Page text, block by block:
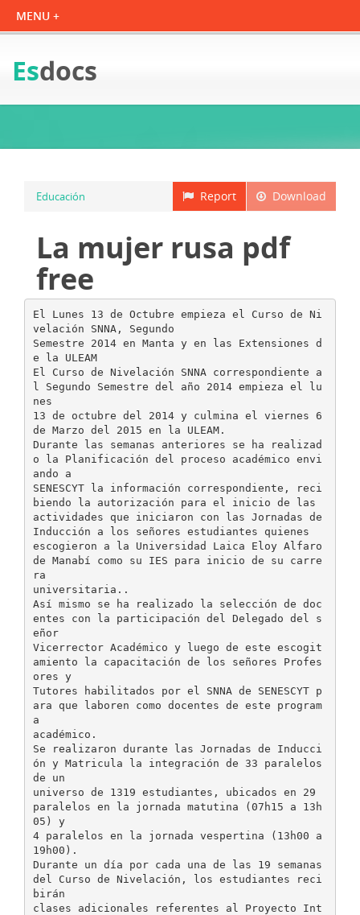
Esdocs
Download
Report
Educación
La mujer rusa pdf
free
El Lunes 13 de Octubre empieza el Curso de Ni
velación SNNA, Segundo
Semestre 2014 en Manta y en las Extensiones d
e la ULEAM
El Curso de Nivelación SNNA correspondiente a
l Segundo Semestre del año 2014 empieza el lu
nes
13 de octubre del 2014 y culmina el viernes 6
de Marzo del 2015 en la ULEAM.
Durante las semanas anteriores se ha realizad
o la Planificación del proceso académico envi
ando a
SENESCYT la información correspondiente, reci
biendo la autorización para el inicio de las
actividades que iniciaron con las Jornadas de
Inducción a los señores estudiantes quienes
escogieron a la Universidad Laica Eloy Alfaro
de Manabí como su IES para inicio de su carre
ra
universitaria..
Así mismo se ha realizado la selección de doc
entes con la participación del Delegado del s
eñor
Vicerrector Académico y luego de este escogit
amiento la capacitación de los señores Profes
ores y
Tutores habilitados por el SNNA de SENESCYT p
ara que laboren como docentes de este program
a
académico.
Se realizaron durante las Jornadas de Inducci
ón y Matricula la integración de 33 paralelos
de un
universo de 1319 estudiantes, ubicados en 29
paralelos en la jornada matutina (07h15 a 13h
05) y
4 paralelos en la jornada vespertina (13h00 a
19h00).
Durante un día por cada una de las 19 semanas
del Curso de Nivelación, los estudiantes reci
birán
clases adicionales referentes al Proyecto Int